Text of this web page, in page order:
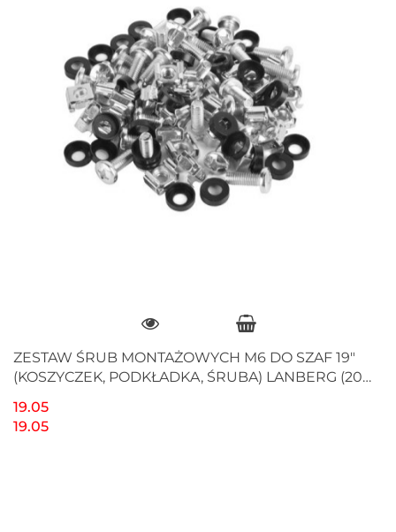
ZESTAW ŚRUB MONTAŻOWYCH M6 DO SZAF 19"
(KOSZYCZEK, PODKŁADKA, ŚRUBA) LANBERG (20
19.05
19.05